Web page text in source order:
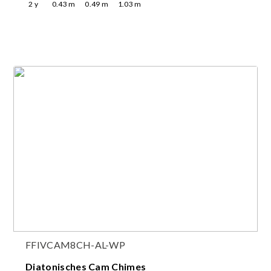
2 y 0.43 m 0.49 m 1.03 m
FFIVCAM8CH-AL-WP
Diatonisches Cam Chimes